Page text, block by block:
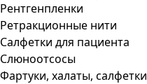
Рентгенпленки
Ретракционные нити
Салфетки для пациента
Слюноотсосы
Фартуки, халаты, салфетки